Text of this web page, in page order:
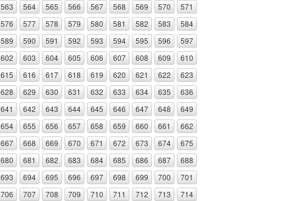
563 564 565 566 567 568 569 570
571
576 577 578 579 580 581 582 583
584
589 590 591 592 593 594 595 596
597
602 603 604 605 606 607 608 609
610
615 616 617 618 619 620 621 622
623
628 629 630 631 632 633 634 635
636
641 642 643 644 645 646 647 648
649
654 655 656 657 658 659 660 661
662
667 668 669 670 671 672 673 674
675
680 681 682 683 684 685 686 687
688
693 694 695 696 697 698 699 700
701
706 707 708 709 710 711 712 713 714